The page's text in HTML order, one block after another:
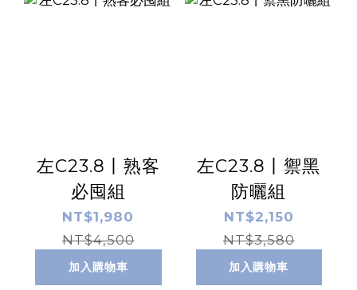
左C23.8丨熟客
必囤組
NT$1,980
NT$4,500
加入購物車
左C23.8丨禦黑
防曬組
NT$2,150
NT$3,580
加入購物車